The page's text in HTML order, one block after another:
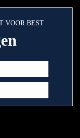
VOOR BEST